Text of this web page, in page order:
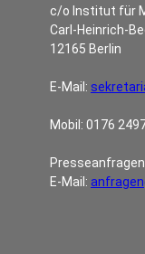
c/o Institut für
Carl-Heinrich-
12165 Berlin
E-Mail:
Mobil: 0176
E-Mail: